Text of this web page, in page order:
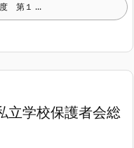
第１ ...
立学校保護者会総